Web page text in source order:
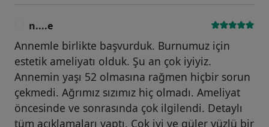
n....e
Annemle birlikte başvurduk. Burnumuz için
estetik ameliyatı olduk. Şu an çok iyiyiz.
Annemin yaşı 52 olmasına rağmen hiçbir sorun
çekmedi. Ağrımız sızımız hiç olmadı. Ameliyat
öncesinde ve sonrasında çok ilgilendi. Detaylı
tüm açıklamaları yaptı. Çok iyi ve güler yüzlü bir